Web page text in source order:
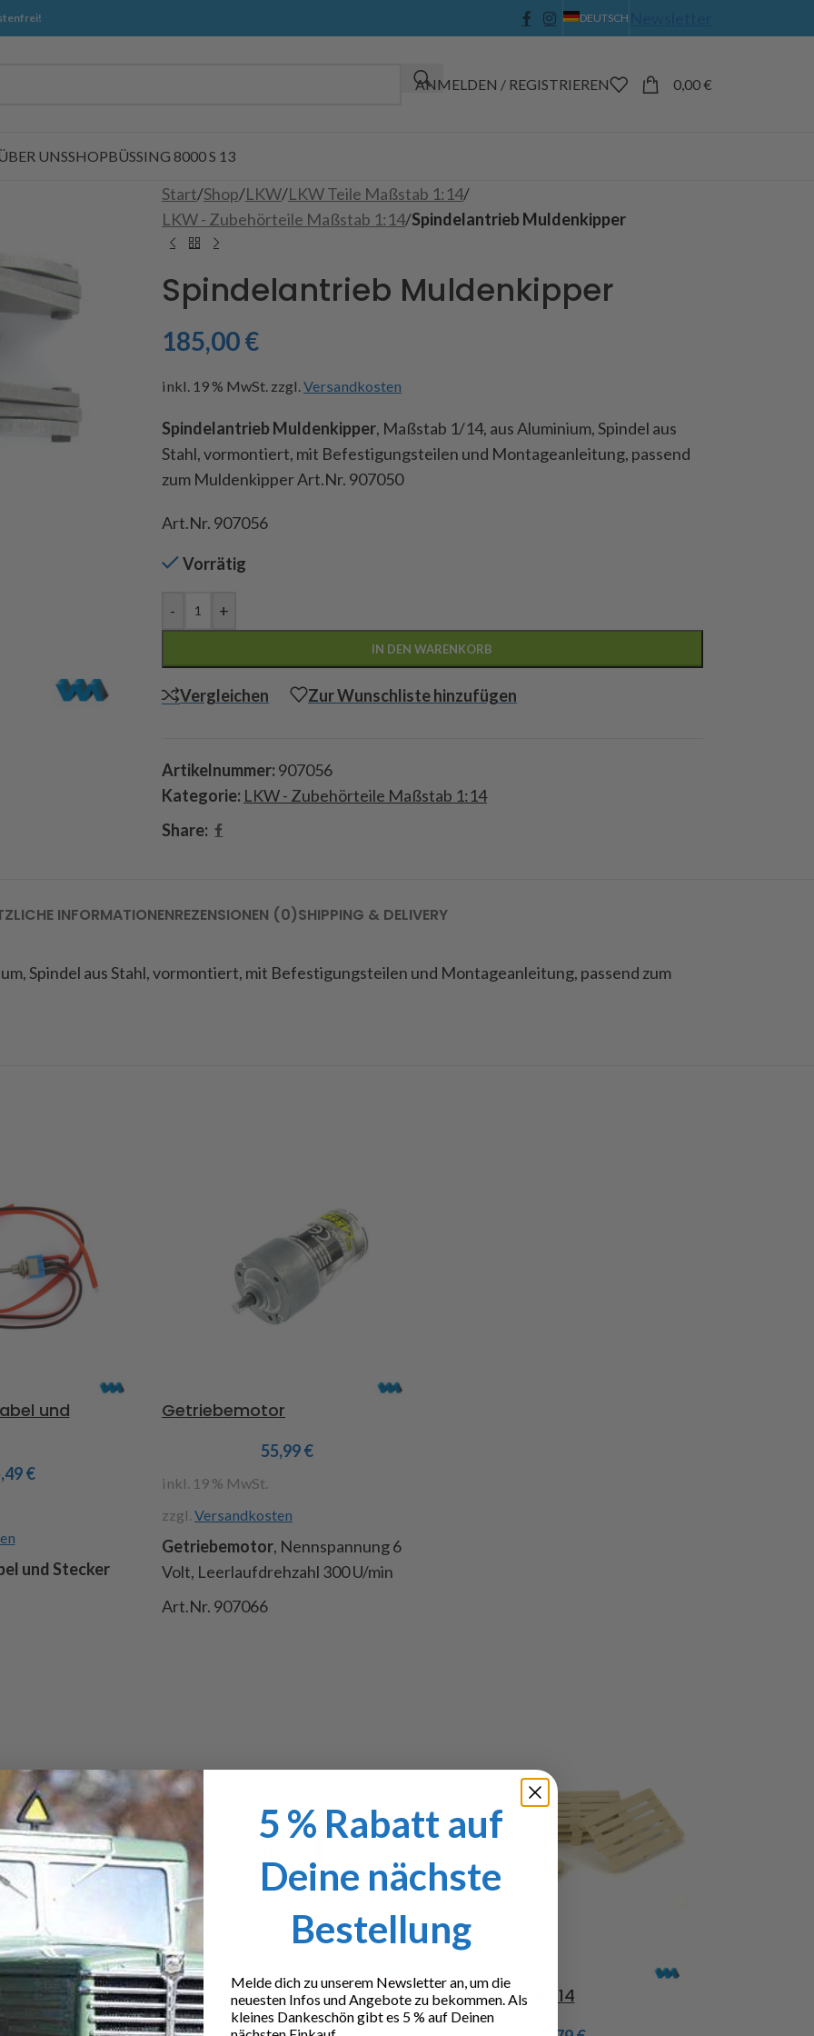
DEUTSCH
ANMELDEN / REGISTRIEREN 0,00€
UNSSHOPBÜSSING 8000 S 13
Start/Shop/LKW/LKW Teile Maßstab 1:14/
LKW - Zubehörteile Maßstab 1:14/Spindelantrieb Muldenkipper
Spindelantrieb Muldenkipper
185,00€
inkl. 19 % MwSt. zzgl.Versandkosten
Spindelantrieb Muldenkipper, Maßstab 1/14, aus Aluminium, Spindel aus
Stahl, vormontiert, mit Befestigungsteilen und Montageanleitung, passend
zum Muldenkipper Art.Nr. 907050
Art.Nr. 907056
Vorrätig
- +
IN DEN WARENKORB
Vergleichen Zur Wunschliste hinzufügen
Artikelnummer: 907056
Kategorie: LKW - Zubehörteile Maßstab 1:14
Share:
INFORMATIONENREZENSIONEN (0)SHIPPING & DELIVERY
Spindel aus Stahl, vormontiert, mit Befestigungsteilen und Montageanleitung, passend zum
und
€
und Stecker
Getriebemotor
55,99€
inkl. 19 % MwSt.
zzgl. Versandkosten
Getriebemotor, Nennspannung 6
Volt, Leerlaufdrehzahl 300 U/min
Art.Nr. 907066
Königsbolzen Tamiya Europaletten 1:14
5 % Rabatt auf
Deine nächste
Bestellung
Melde dich zu unserem Newsletter an, um die
neuesten Infos und Angebote zu bekommen. Als
kleines Dankeschön gibt es 5 % auf Deinen